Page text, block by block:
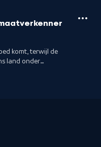
komt, terwijl de
land onder